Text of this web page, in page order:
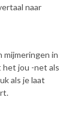
naar
mijmeringen in
het jou -net als
als je laat